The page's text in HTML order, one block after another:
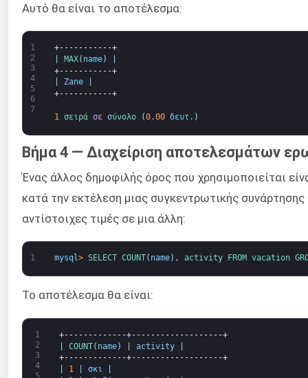
Αυτό θα είναι το αποτέλεσμα:
1
2
3
4
5
6
7
+-----------+
MAX( name)
+-----------+
Zane
+-----------+
1 σειρά σε σύνολο (0.00 δευτ. )
Βήμα 4 — Διαχείριση αποτελεσμάτων
Ένας άλλος δημοφιλής όρος που χρησιμοποιείται
κατά την εκτέλεση μιας συγκεντρωτικής
αντίστοιχες τιμές σε μια άλλη:
1 mysql> SELECT COUNT( name) , activity FROM vacation
Το αποτέλεσμα θα είναι:
1
2
3
4
5
+-------------+-------------------+
COUNT( name) activity
+-------------+-------------------+
1 σκι